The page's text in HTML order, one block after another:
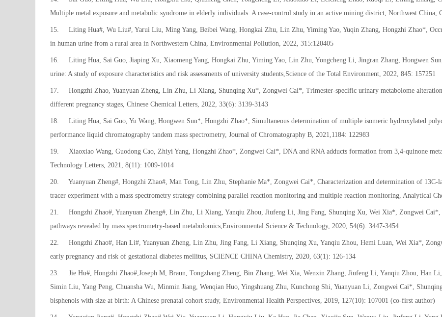
Multiple metal exposure and metabolic syndrome in elderly individuals: A case-control study in an active mining district, Northwest China,
15. Liting Hua#, Wu Liu#, Yarui Liu, Ming Yang, Beibei Wang, Hongkai Zhu, Lin Zhu, Yiming Yao, Yuqin Zhang, Hongzhi Zhao*,
in human urine from a rural area in Northwestern China, Environmental Pollution, 2022, 315:120405
16. Liting Hua, Sai Guo, Jiaping Xu, Xiaomeng Yang, Hongkai Zhu, Yiming Yao, Lin Zhu, Yongcheng Li, Jingran Zhang, Hongwen
urine: A study of exposure characteristics and risk assessments of university students,Science of the Total Environment, 2022, 845: 157251
17. Hongzhi Zhao, Yuanyuan Zheng, Lin Zhu, Li Xiang, Shunqing Xu*, Zongwei Cai*, Trimester-specific urinary metabolome
different pregnancy stages, Chinese Chemical Letters, 2022, 33(6): 3139-3143
18. Liting Hua, Sai Guo, Yu Wang, Hongwen Sun*, Hongzhi Zhao*, Simultaneous determination of multiple isomeric hydroxylated
performance liquid chromatography tandem mass spectrometry, Journal of Chromatography B, 2021,1184: 122983
19. Xiaoxiao Wang, Guodong Cao, Zhiyi Yang, Hongzhi Zhao*, Zongwei Cai*, DNA and RNA adducts formation from 3,4-quinone
Technology Letters, 2021, 8(11): 1009-1014
20. Yuanyuan Zheng#, Hongzhi Zhao#, Man Tong, Lin Zhu, Stephanie Ma*, Zongwei Cai*, Characterization and determination of 13C-
tracer experiment with a mass spectrometry strategy combining parallel reaction monitoring and multiple reaction monitoring, Analytical
21. Hongzhi Zhao#, Yuanyuan Zheng#, Lin Zhu, Li Xiang, Yanqiu Zhou, Jiufeng Li, Jing Fang, Shunqing Xu, Wei Xia*, Zongwei Cai*,
pathways revealed by mass spectrometry-based metabolomics,Environmental Science & Technology, 2020, 54(6): 3447-3454
22. Hongzhi Zhao#, Han Li#, Yuanyuan Zheng, Lin Zhu, Jing Fang, Li Xiang, Shunqing Xu, Yanqiu Zhou, Hemi Luan, Wei Xia*,
early pregnancy and risk of gestational diabetes mellitus, SCIENCE CHINA Chemistry, 2020, 63(1): 126-134
23. Jie Hu#, Hongzhi Zhao#,Joseph M, Braun, Tongzhang Zheng, Bin Zhang, Wei Xia, Wenxin Zhang, Jiufeng Li, Yanqiu Zhou, Han
Simin Liu, Yang Peng, Chuansha Wu, Minmin Jiang, Wenqian Huo, Yingshuang Zhu, Kunchong Shi, Yuanyuan Li, Zongwei Cai*,
bisphenols with size at birth: A Chinese prenatal cohort study, Environmental Health Perspectives, 2019, 127(10): 107001 (co-first author)